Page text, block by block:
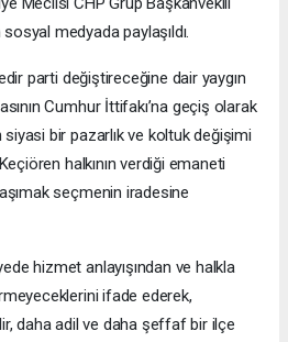
medyada paylaşıldı.
parti değiştireceğine dair yaygın
Cumhur İttifakı’na geçiş olarak
bir pazarlık ve koltuk değişimi
halkının verdiği emaneti
seçmenin iradesine
hizmet anlayışından ve halkla
ifade ederek,
daha adil ve daha şeffaf bir ilçe